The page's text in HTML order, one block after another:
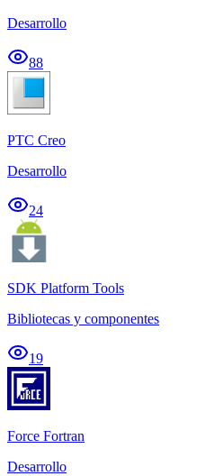
Desarrollo
88
PTC Creo
Desarrollo
24
SDK Platform Tools
Bibliotecas y componentes
19
Force Fortran
Desarrollo